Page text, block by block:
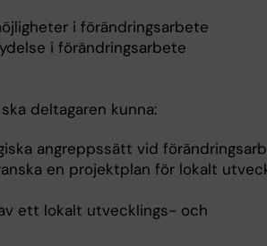
i förändringsarbete
i förändringsarbete
deltagaren kunna:
angreppssätt vid
en projektplan för lokalt
ett lokalt utvecklings- och